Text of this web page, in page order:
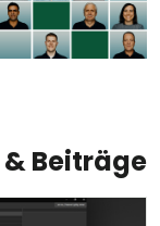
Beiträge